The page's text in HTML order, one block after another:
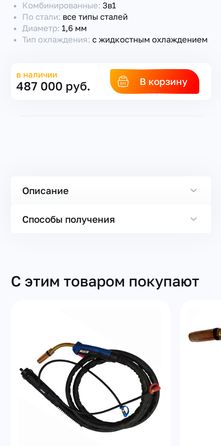
Комбинированные:3в1
По стали: все типы сталей
Диаметр: 1,6 мм
Тип охлаждения:с жидкостным охлаждением
в наличии
487 000 руб. В корзину
Описание
Способы получения
С этим товаром покупают